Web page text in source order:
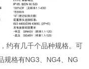
约有几千个品种规格。可
规格有NG3、NG4、NG